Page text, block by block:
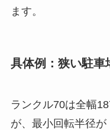
ます。
具体例：狭い駐車
ランクル70は全幅
が、最小回転半径が